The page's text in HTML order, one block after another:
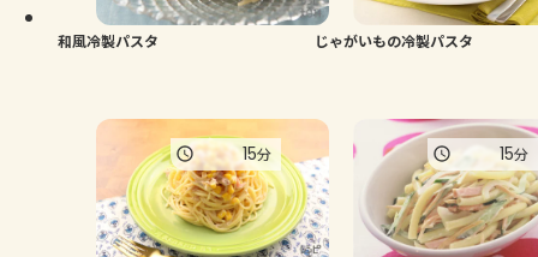
和風冷製パスタ じゃがいもの冷製パスタ
15分 15分